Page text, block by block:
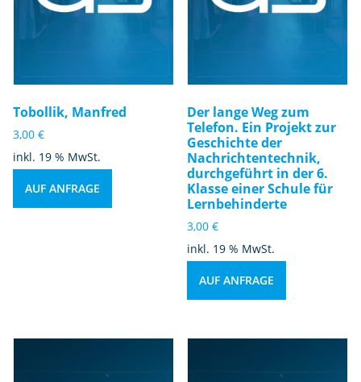
Tobollik, Manfred
3,00 €
inkl. 19 % MwSt.
AUF ANFRAGE
Der lange Weg zum
Telefon. Ein Projekt zur
Geschichte der
Nachrichtentechnik,
durchgeführt in der 6.
Klasse einer Schule für
Lernbehinderte
3,00€
inkl. 19 % MwSt.
AUF ANFRAGE